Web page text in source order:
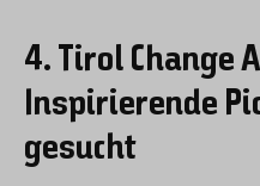
4. Tirol Change
Inspirierende
gesucht